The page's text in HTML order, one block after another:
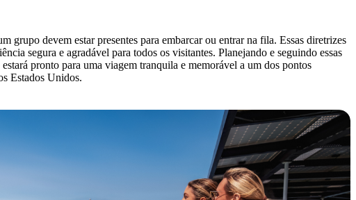
grupo devem estar presentes para embarcar ou entrar na fila. Essas diretrizes
segura e agradável para todos os visitantes. Planejando e seguindo essas
pronto para uma viagem tranquila e memorável a um dos pontos
Estados Unidos.